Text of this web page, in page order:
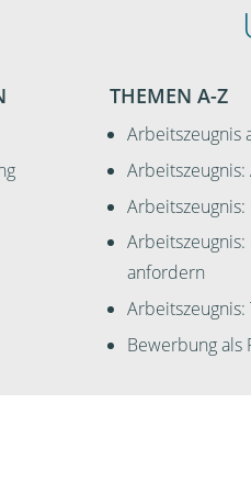
THEMEN A-Z
Arbeitszeugnis
Arbeitszeugnis:
anfordern
Arbeitszeugnis:
Bewerbung als